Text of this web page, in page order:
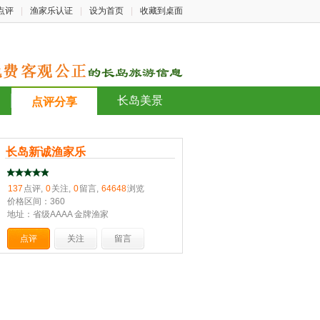
评 渔家乐认证 设为首页 收藏到桌面
点评分享 长岛美景
长岛新诚渔家乐
137 点评, 0关注, 0留言, 64648浏览
价格区间：360
地址：省级AAAA 金牌渔家
点评 关注 留言